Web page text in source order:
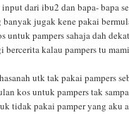
dari ibu2 dan bapa- bapa
banyak jugak kene pakai
untuk pampers sahaja dah
bercerita kalau pampers tu
utk tak pakai pampers
kos untuk pampers tak
tidak pakai pamper yang aku